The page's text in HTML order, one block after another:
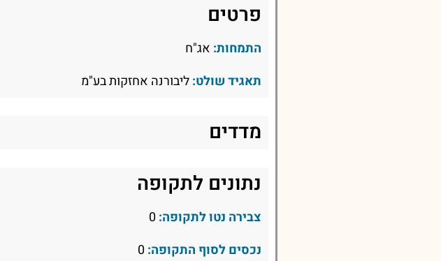
פרטים
התמחות: אג"ח
תאגיד שולט:ליבורנה אחזקות בע"מ
מדדים
נתונים לתקופה
צבירה נטו לתקופה:
נכסים לסוף התקופה: